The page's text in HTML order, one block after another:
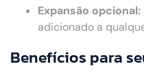
Expansão opcional:
adicionado a
Benefícios para